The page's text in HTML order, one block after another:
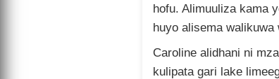
hofu. Alimuuliza kama
huyo alisema
Caroline alidhani ni
kulipata gari lake